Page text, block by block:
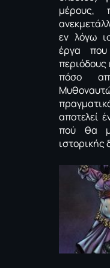
μέρους,
εν λόγω
έργα που
περιόδους
πόσο
αποτελεί
πού θα
ιστορικής